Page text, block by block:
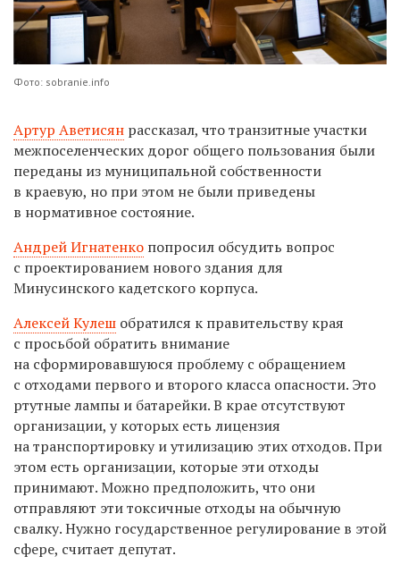
Фото: sobranie.info
Артур Аветисян рассказал, что транзитные участки
межпоселенческих дорог общего пользования были
переданы из муниципальной собственности
в краевую, но при этом не были приведены
в нормативное состояние.
Андрей Игнатенко попросил обсудить вопрос
с проектированием нового здания для
Минусинского кадетского корпуса.
Алексей Кулеш обратился к правительству края
с просьбой обратить внимание
на сформировавшуюся проблему с обращением
с отходами первого и второго класса опасности. Это
ртутные лампы и батарейки. В крае отсутствуют
организации, у которых есть лицензия
на транспортировку и утилизацию этих отходов. При
этом есть организации, которые эти отходы
принимают. Можно предположить, что они
отправляют эти токсичные отходы на обычную
свалку. Нужно государственное регулирование в этой
сфере, считает депутат.